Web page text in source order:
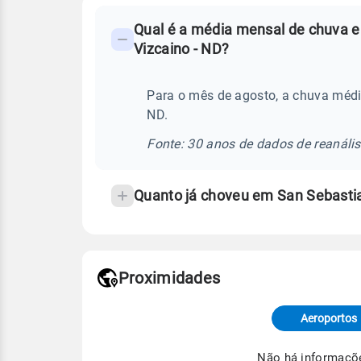
Perguntas
Qual é a média mensal de chuva
Vizcaino - ND?
Para o mês de agosto, a chuva
ND.
Fonte: 30 anos de dados de
Quanto já choveu em San
de Tempo e Estudos Climáticos
Proximidades
Aeroportos
Não há